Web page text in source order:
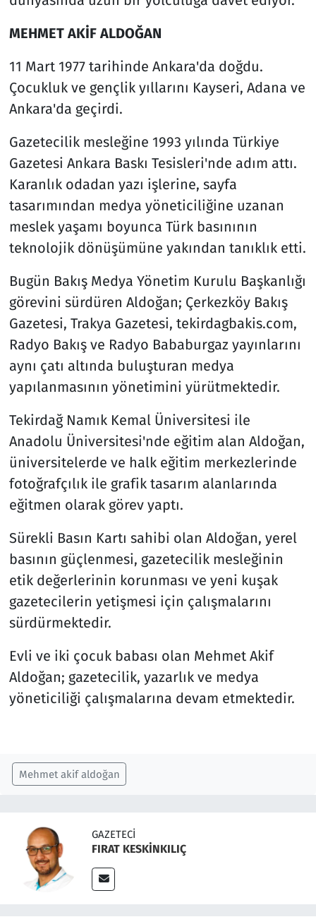
MEHMET AKİF ALDOĞAN
11 Mart 1977 tarihinde Ankara'da doğdu.
Çocukluk ve gençlik yıllarını Kayseri, Adana ve
Ankara'da geçirdi.
Gazetecilik mesleğine 1993 yılında Türkiye
Gazetesi Ankara Baskı Tesisleri'nde adım attı.
Karanlık odadan yazı işlerine, sayfa
tasarımından medya yöneticiliğine uzanan
meslek yaşamı boyunca Türk basınının
teknolojik dönüşümüne yakından tanıklık etti.
Bugün Bakış Medya Yönetim Kurulu Başkanlığı
görevini sürdüren Aldoğan; Çerkezköy Bakış
Gazetesi, Trakya Gazetesi, tekirdagbakis.com,
Radyo Bakış ve Radyo Bababurgaz yayınlarını
aynı çatı altında buluşturan medya
yapılanmasının yönetimini yürütmektedir.
Tekirdağ Namık Kemal Üniversitesi ile
Anadolu Üniversitesi'nde eğitim alan Aldoğan,
üniversitelerde ve halk eğitim merkezlerinde
fotoğrafçılık ile grafik tasarım alanlarında
eğitmen olarak görev yaptı.
Sürekli Basın Kartı sahibi olan Aldoğan, yerel
basının güçlenmesi, gazetecilik mesleğinin
etik değerlerinin korunması ve yeni kuşak
gazetecilerin yetişmesi için çalışmalarını
sürdürmektedir.
Evli ve iki çocuk babası olan Mehmet Akif
Aldoğan; gazetecilik, yazarlık ve medya
yöneticiliği çalışmalarına devam etmektedir.
Mehmet akif aldoğan
GAZETECI
FIRAT KESKİNKILIÇ